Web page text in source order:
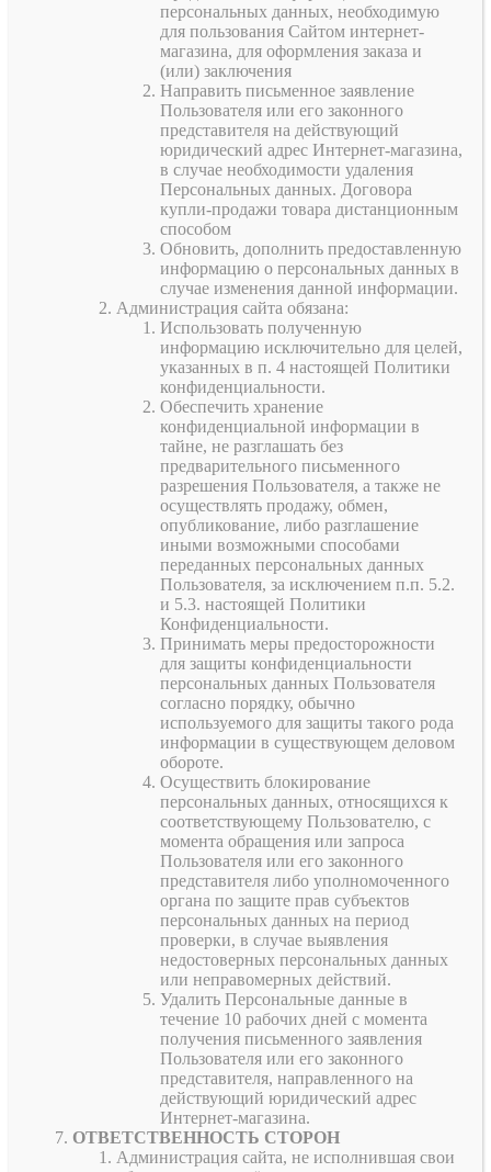
персональных данных, необходимую
для пользования Сайтом интернет-
магазина, для оформления заказа и
(или) заключения
Направить письменное заявление
Пользователя или его законного
представителя на действующий
юридический адрес Интернет-магазина,
в случае необходимости удаления
Персональных данных. Договора
купли-продажи товара дистанционным
способом
Обновить, дополнить предоставленную
информацию о персональных данных в
случае изменения данной информации.
Администрация сайта обязана:
Использовать полученную
информацию исключительно для целей,
указанных в п. 4 настоящей Политики
конфиденциальности.
Обеспечить хранение
конфиденциальной информации в
тайне, не разглашать без
предварительного письменного
разрешения Пользователя, а также не
осуществлять продажу, обмен,
опубликование, либо разглашение
иными возможными способами
переданных персональных данных
Пользователя, за исключением п.п. 5.2.
и 5.3. настоящей Политики
Конфиденциальности.
Принимать меры предосторожности
для защиты конфиденциальности
персональных данных Пользователя
согласно порядку, обычно
используемого для защиты такого рода
информации в существующем деловом
обороте.
Осуществить блокирование
персональных данных, относящихся к
соответствующему Пользователю, с
момента обращения или запроса
Пользователя или его законного
представителя либо уполномоченного
органа по защите прав субъектов
персональных данных на период
проверки, в случае выявления
недостоверных персональных данных
или неправомерных действий.
Удалить Персональные данные в
течение 10 рабочих дней с момента
получения письменного заявления
Пользователя или его законного
представителя, направленного на
действующий юридический адрес
Интернет-магазина.
ОТВЕТСТВЕННОСТЬ СТОРОН
Администрация сайта, не исполнившая свои